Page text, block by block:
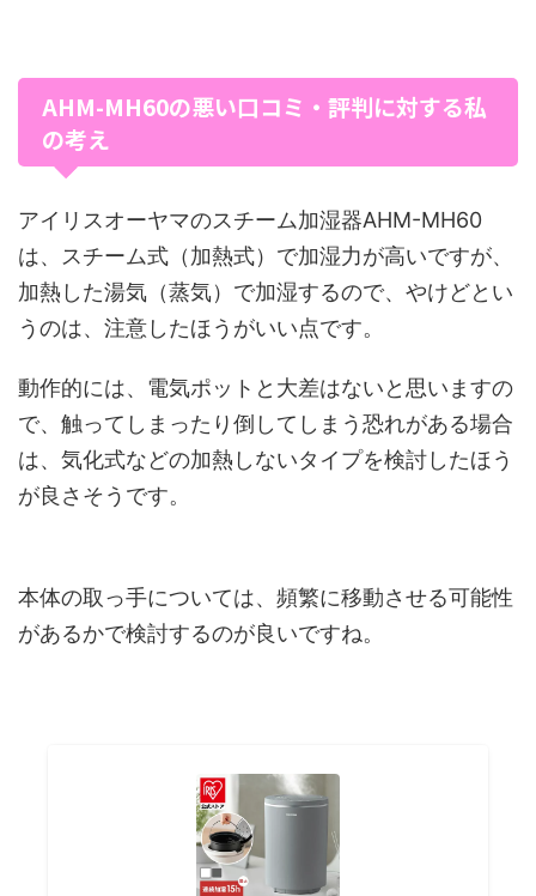
AHM-MH60の悪い口コミ・評判に対する私
の考え
アイリスオーヤマのスチーム加湿器AHM-MH60
は、スチーム式（加熱式）で加湿力が高いですが、
加熱した湯気（蒸気）で加湿するので、やけどとい
うのは、注意したほうがいい点です。
動作的には、電気ポットと大差はないと思いますの
で、触ってしまったり倒してしまう恐れがある場合
は、気化式などの加熱しないタイプを検討したほう
が良さそうです。
本体の取っ手については、頻繁に移動させる可能性
があるかで検討するのが良いですね。